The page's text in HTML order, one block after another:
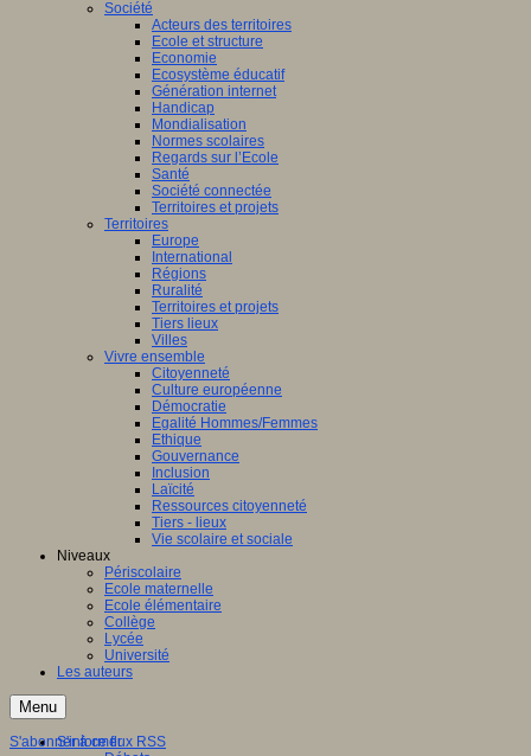
Société
Acteurs des territoires
Ecole et structure
Economie
Ecosystème éducatif
Génération internet
Handicap
Mondialisation
Normes scolaires
Regards sur l’Ecole
Santé
Société connectée
Territoires et projets
Territoires
Europe
International
Régions
Ruralité
Territoires et projets
Tiers lieux
Villes
Vivre ensemble
Citoyenneté
Culture européenne
Démocratie
Egalité Hommes/Femmes
Ethique
Gouvernance
Inclusion
Laïcité
Ressources citoyenneté
Tiers - lieux
Vie scolaire et sociale
Niveaux
Périscolaire
Ecole maternelle
Ecole élémentaire
Collège
Lycée
Université
Les auteurs
Menu
S'informer
S'abonner à ce flux RSS